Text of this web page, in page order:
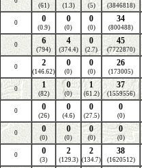
(61) (1.3) (5) (3846818)
0 0
(0.9)
0
(0)
0
(0)
34
(800488)
0 6
(794)
4
(374.4)
0
(2.7)
45
(7722870)
0 2
(146.62)
0
(0)
0
(0)
26
(173005)
0 1
(82)
0
(0)
1
(61.2)
37
(1559556)
0 0
(26)
0
(4.6)
0
(27.5)
0
(0)
0 0
(0)
0
(0)
0
(0)
0
(0)
0 0
(3)
2
(129.3)
2
(134.7)
38
(1620512)